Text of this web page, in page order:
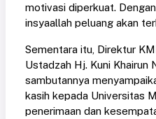
motivasi diperkuat.
insyaallah peluang akan
Sementara itu, Direktur
Ustadzah Hj. Kuni Khairun
sambutannya
kasih kepada Universitas
penerimaan dan